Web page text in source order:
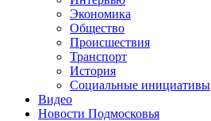
Экономика
Общество
Происшествия
Транспорт
История
Социальные инициативы
Видео
Новости Подмосковья